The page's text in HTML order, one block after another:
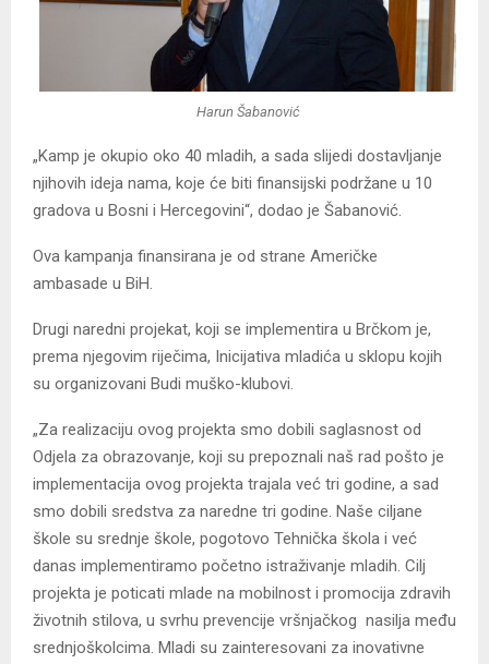
Harun Šabanović
„Kamp je okupio oko 40 mladih, a sada slijedi dostavljanje
njihovih ideja nama, koje će biti finansijski podržane u 10
gradova u Bosni i Hercegovini“, dodao je Šabanović.
Ova kampanja finansirana je od strane Američke
ambasade u BiH.
Drugi naredni projekat, koji se implementira u Brčkom je,
prema njegovim riječima, Inicijativa mladića u sklopu kojih
su organizovani Budi muško-klubovi.
„Za realizaciju ovog projekta smo dobili saglasnost od
Odjela za obrazovanje, koji su prepoznali naš rad pošto je
implementacija ovog projekta trajala već tri godine, a sad
smo dobili sredstva za naredne tri godine. Naše ciljane
škole su srednje škole, pogotovo Tehnička škola i već
danas implementiramo početno istraživanje mladih. Cilj
projekta je poticati mlade na mobilnost i promocija zdravih
životnih stilova, u svrhu prevencije vršnjačkog nasilja među
srednjoškolcima. Mladi su zainteresovani za inovativne